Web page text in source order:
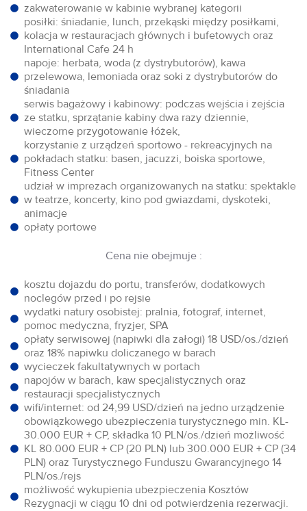
zakwaterowanie w kabinie wybranej kategorii
posiłki: śniadanie, lunch, przekąski między posiłkami,
kolacja w restauracjach głównych i bufetowych oraz
International Cafe 24 h
napoje: herbata, woda (z dystrybutorów), kawa
przelewowa, lemoniada oraz soki z dystrybutorów do
śniadania
serwis bagażowy i kabinowy: podczas wejścia i zejścia
ze statku, sprzątanie kabiny dwa razy dziennie,
wieczorne przygotowanie łóżek,
korzystanie z urządzeń sportowo - rekreacyjnych na
pokładach statku: basen, jacuzzi, boiska sportowe,
Fitness Center
udział w imprezach organizowanych na statku: spektakle
w teatrze, koncerty, kino pod gwiazdami, dyskoteki,
animacje
opłaty portowe
Cena nie obejmuje :
kosztu dojazdu do portu, transferów, dodatkowych
noclegów przed i po rejsie
wydatki natury osobistej: pralnia, fotograf, internet,
pomoc medyczna, fryzjer, SPA
opłaty serwisowej (napiwki dla załogi) 18 USD/os./dzień
oraz 18% napiwku doliczanego w barach
wycieczek fakultatywnych w portach
napojów w barach, kaw specjalistycznych oraz
restauracji specjalistycznych
wifi/internet: od 24,99 USD/dzień na jedno urządzenie
obowiązkowego ubezpieczenia turystycznego min. KL-
30.000 EUR + CP, składka 10 PLN/os./dzień możliwość
KL 80.000 EUR + CP (20 PLN) lub 300.000 EUR + CP (34
PLN) oraz Turystycznego Funduszu Gwarancyjnego 14
PLN/os./rejs
możliwość wykupienia ubezpieczenia Kosztów
Rezygnacji w ciągu 10 dni od potwierdzenia rezerwacji.